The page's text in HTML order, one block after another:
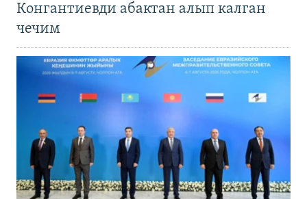
Конгантиевди абактан алып калган
чечим